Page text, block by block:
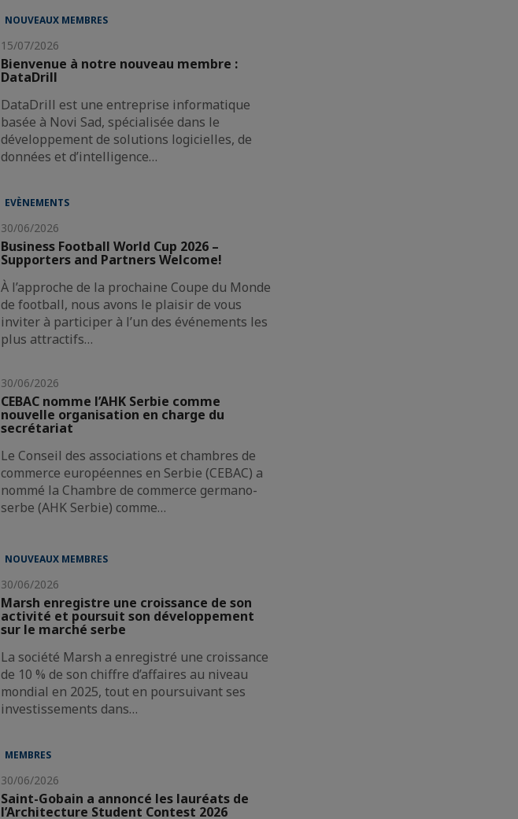
NOUVEAUX MEMBRES
15/07/2026
Bienvenue à notre nouveau membre :
DataDrill
DataDrill est une entreprise informatique
basée à Novi Sad, spécialisée dans le
développement de solutions logicielles, de
données et d’intelligence…
EVÈNEMENTS
30/06/2026
Business Football World Cup 2026 –
Supporters and Partners Welcome!
À l’approche de la prochaine Coupe du Monde
de football, nous avons le plaisir de vous
inviter à participer à l’un des événements les
plus attractifs…
30/06/2026
CEBAC nomme l’AHK Serbie comme
nouvelle organisation en charge du
secrétariat
Le Conseil des associations et chambres de
commerce européennes en Serbie (CEBAC) a
nommé la Chambre de commerce germano-
serbe (AHK Serbie) comme…
NOUVEAUX MEMBRES
30/06/2026
Marsh enregistre une croissance de son
activité et poursuit son développement
sur le marché serbe
La société Marsh a enregistré une croissance
de 10 % de son chiffre d’affaires au niveau
mondial en 2025, tout en poursuivant ses
investissements dans…
MEMBRES
30/06/2026
Saint-Gobain a annoncé les lauréats de
l’Architecture Student Contest 2026